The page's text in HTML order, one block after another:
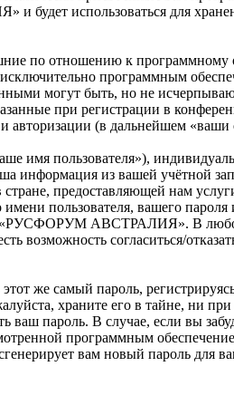
будет использоваться для
по отношению к программному
исключительно программным
могут быть, но не
при регистрации в
авторизации (в дальнейшем «ваши
имя пользователя»),
информация из вашей учётной
предоставляющей нам
пользователя, вашего пароля и
«РУСФОРУМ АВСТРАЛИЯ». В
возможность согласиться/
же самый пароль,
храните его в тайне, ни при
пароль. В случае, если вы
программным
вам новый пароль для